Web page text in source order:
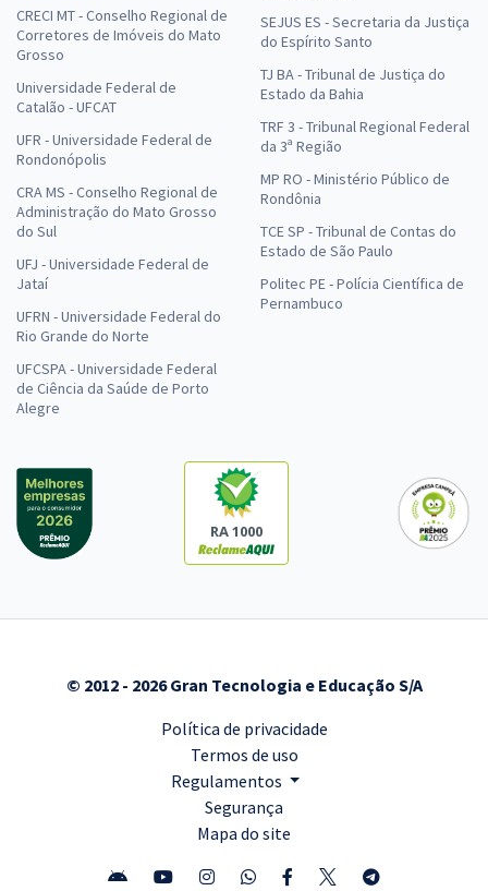
CRECI MT - Conselho Regional de
Corretores de Imóveis do Mato
Grosso
Universidade Federal de
Catalão - UFCAT
UFR - Universidade Federal de
Rondonópolis
CRA MS - Conselho Regional de
Administração do Mato Grosso
do Sul
UFJ - Universidade Federal de
Jataí
UFRN - Universidade Federal do
Rio Grande do Norte
UFCSPA - Universidade Federal
de Ciência da Saúde de Porto
Alegre
SEJUS ES - Secretaria da Justiça
do Espírito Santo
TJ BA - Tribunal de Justiça do
Estado da Bahia
TRF 3 - Tribunal Regional Federal
da 3ª Região
MP RO - Ministério Público de
Rondônia
TCE SP - Tribunal de Contas do
Estado de São Paulo
Politec PE - Polícia Científica de
Pernambuco
RA 1000
© 2012 - 2026 Gran Tecnologia e Educação S/A
Política de privacidade
Termos de uso
Regulamentos
Segurança
Mapa do site